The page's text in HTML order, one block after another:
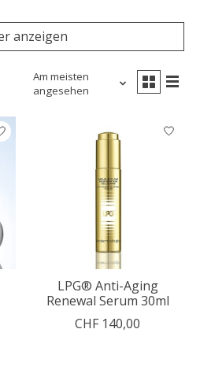
anzeigen
Am meisten
angesehen
LPG® Anti-Aging
Renewal Serum 30ml
CHF 140,00